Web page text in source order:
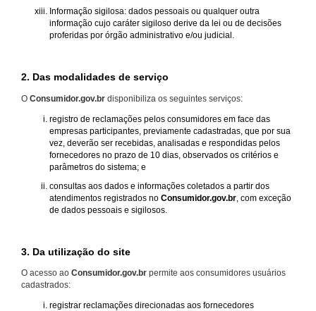
Informação sigilosa: dados pessoais ou qualquer outra
informação cujo caráter sigiloso derive da lei ou de decisões
proferidas por órgão administrativo e/ou judicial.
2. Das modalidades de serviço
O Consumidor.gov.br disponibiliza os seguintes serviços:
registro de reclamações pelos consumidores em face das
empresas participantes, previamente cadastradas, que por sua
vez, deverão ser recebidas, analisadas e respondidas pelos
fornecedores no prazo de 10 dias, observados os critérios e
parâmetros do sistema; e
consultas aos dados e informações coletados a partir dos
atendimentos registrados no Consumidor.gov.br , com exceção
de dados pessoais e sigilosos.
3. Da utilização do site
O acesso ao Consumidor.gov.br permite aos consumidores usuários
cadastrados:
registrar reclamações direcionadas aos fornecedores